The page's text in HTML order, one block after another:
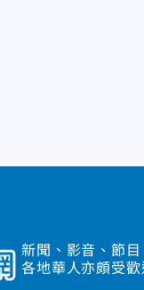
新聞、影音、節
各地華人亦頗受